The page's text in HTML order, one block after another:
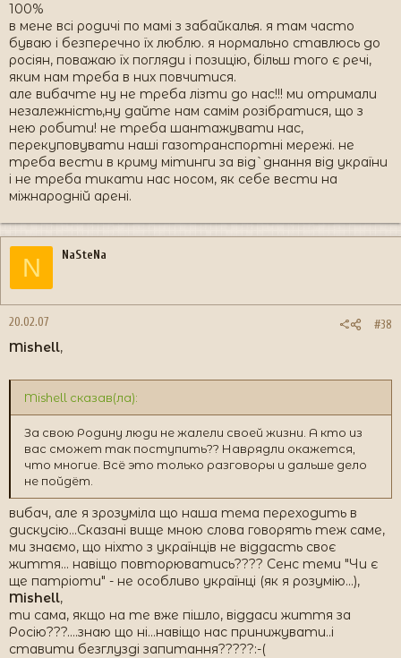
100%
в мене всі родичі по мамі з забайкалья. я там часто
буваю і безперечно їх люблю. я нормально ставлюсь до
росіян, поважаю їх погляди і позицію, більш того є речі,
яким нам треба в них повчитися.
але вибачте ну не треба лізти до нас!!! ми отримали
незалежність,ну дайте нам самім розібратися, що з
нею робити! не треба шантажувати нас,
перекуповувати наші газотранспортні мережі. не
треба вести в криму мітинги за від`днання від україни
і не треба тикати нас носом, як себе вести на
міжнародній арені.
N NaSteNa
20.02.07 #38
Mishell,
Mishell сказав(ла):
За свою Родину люди не жалели своей жизни. А кто из
вас сможет так поступить?? Наврядли окажется,
что многие. Всё это только разговоры и дальше дело
не пойдёт.
вибач, але я зрозуміла що наша тема переходить в
дискусію...Сказані вище мною слова говорять теж саме,
ми знаємо, що ніхто з українців не віддасть своє
життя... навіщо повторюватись???? Сенс теми "Чи є
ще патріоти" - не особливо українці (як я розумію...),
Mishell,
ти сама, якщо на те вже пішло, віддаси життя за
Росію???....знаю що ні...навіщо нас принижувати..і
ставити безглузді запитання?????:-(